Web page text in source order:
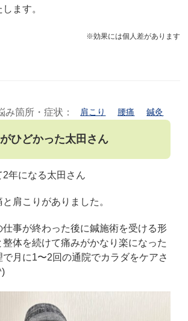
ます。
※効果には個人差があります
み箇所・症状： 肩こり 腰痛 鍼灸
ひどかった太田さん
年になる太田さん
肩こりがありました。
仕事が終わった後に鍼施術を受ける形
整体を続けて痛みがかなり楽になった
月に1〜2回の通院でカラダをケアさ